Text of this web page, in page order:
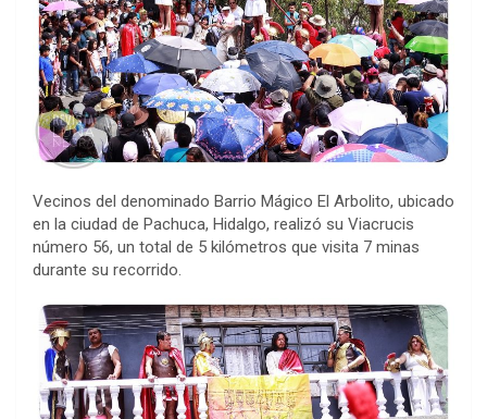
Vecinos del denominado Barrio Mágico El Arbolito, ubicado
en la ciudad de Pachuca, Hidalgo, realizó su Viacrucis
número 56, un total de 5 kilómetros que visita 7 minas
durante su recorrido.